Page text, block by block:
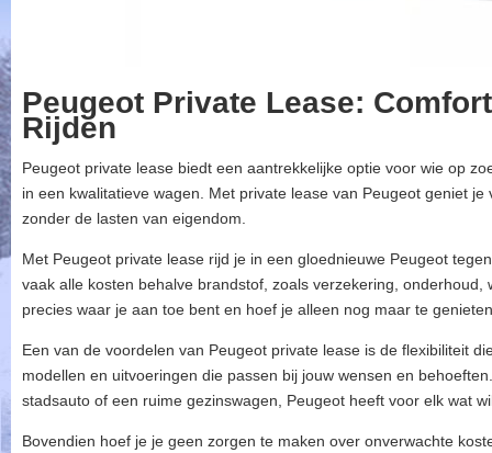
Peugeot Private Lease:
Rijden
Peugeot private lease biedt een aantrekkelijke optie voor wie op
in een kwalitatieve wagen. Met private lease van Peugeot geniet
zonder de lasten van eigendom.
Met Peugeot private lease rijd je in een gloednieuwe Peugeot
vaak alle kosten behalve brandstof, zoals verzekering,
precies waar je aan toe bent en hoef je alleen nog maar te
Een van de voordelen van Peugeot private lease is de flexibiliteit
modellen en uitvoeringen die passen bij jouw wensen en
stadsauto of een ruime gezinswagen, Peugeot heeft voor elk wat
Bovendien hoef je je geen zorgen te maken over onverwachte